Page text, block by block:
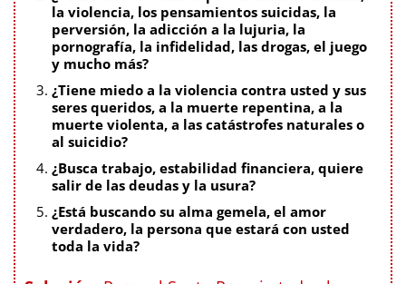
la violencia, los pensamientos suicidas, la
perversión, la adicción a la lujuria, la
pornografía, la infidelidad, las drogas, el juego
y mucho más?
¿Tiene miedo a la violencia contra usted y sus
seres queridos, a la muerte repentina, a la
muerte violenta, a las catástrofes naturales o
al suicidio?
¿Busca trabajo, estabilidad financiera, quiere
salir de las deudas y la usura?
¿Está buscando su alma gemela, el amor
verdadero, la persona que estará con usted
toda la vida?